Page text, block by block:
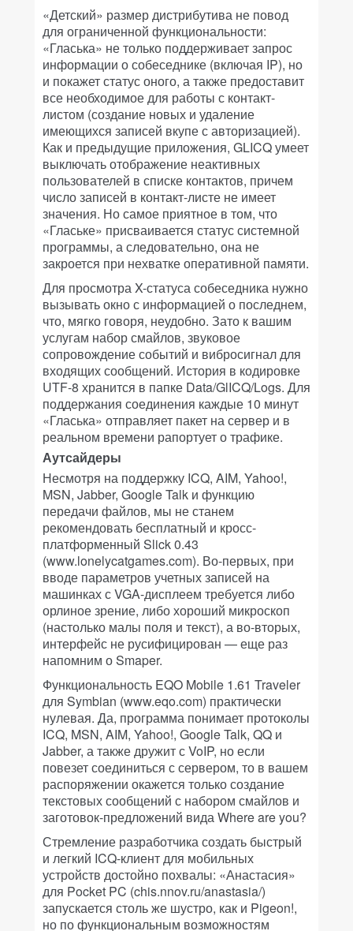
«Детский» размер дистрибутива не повод
для ограниченной функциональности:
«Гласька» не только поддерживает запрос
информации о собеседнике (включая IP), но
и покажет статус оного, а также предоставит
все необходимое для работы с контакт-
листом (создание новых и удаление
имеющихся записей вкупе с авторизацией).
Как и предыдущие приложения, GLICQ умеет
выключать отображение неактивных
пользователей в списке контактов, причем
число записей в контакт-листе не имеет
значения. Но самое приятное в том, что
«Глаське» присваивается статус системной
программы, а следовательно, она не
закроется при нехватке оперативной памяти.
Для просмотра X-статуса собеседника нужно
вызывать окно с информацией о последнем,
что, мягко говоря, неудобно. Зато к вашим
услугам набор смайлов, звуковое
сопровождение событий и вибросигнал для
входящих сообщений. История в кодировке
UTF-8 хранится в папке Data/GlICQ/Logs. Для
поддержания соединения каждые 10 минут
«Гласька» отправляет пакет на сервер и в
реальном времени рапортует о трафике.
Аутсайдеры
Несмотря на поддержку ICQ, AIM, Yahoo!,
MSN, Jabber, Google Talk и функцию
передачи файлов, мы не станем
рекомендовать бесплатный и кросс-
платформенный Slick 0.43
(www.lonelycatgames.com). Во-первых, при
вводе параметров учетных записей на
машинках с VGA-дисплеем требуется либо
орлиное зрение, либо хороший микроскоп
(настолько малы поля и текст), а во-вторых,
интерфейс не русифицирован — еще раз
напомним о Smaper.
Функциональность EQO Mobile 1.61 Traveler
для Symbian (www.eqo.com) практически
нулевая. Да, программа понимает протоколы
ICQ, MSN, AIM, Yahoo!, Google Talk, QQ и
Jabber, а также дружит с VoIP, но если
повезет соединиться с сервером, то в вашем
распоряжении окажется только создание
текстовых сообщений с набором смайлов и
заготовок-предложений вида Where are you?
Стремление разработчика создать быстрый
и легкий ICQ-клиент для мобильных
устройств достойно похвалы: «Анастасия»
для Pocket PC (chis.nnov.ru/anastasia/)
запускается столь же шустро, как и Pigeon!,
но по функциональным возможностям